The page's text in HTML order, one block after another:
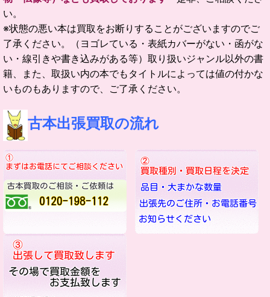
い。
※状態の悪い本は買取をお断りすることがございますのでご
了承ください。（ヨゴレている・表紙カバーがない・函がな
い・線引きや書き込みがある等）取り扱いジャンル以外の書
籍、また、取扱い内の本でもタイトルによっては値の付かな
いものもありますので、ご了承ください。
古本出張買取の流れ